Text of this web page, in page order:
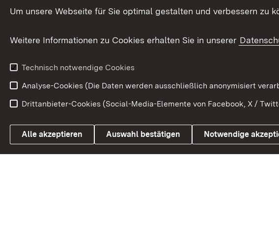
Versorgungsbezüge
Weitere
Bürgerbeauftragte
Link zum Landesportal
Um unsere Webseite für Sie optimal gestalten und verbessern zu
Weitere Informationen zu Cookies erhalten Sie in unserer
Technisch notwendige Cookies
Analyse-Cookies (Die Daten werden ausschließlich anonymisiert
Drittanbieter-Cookies (Social-Media-Elemente von Facebook, X /
Alle akzeptieren Auswahl bestätigen Notwendige